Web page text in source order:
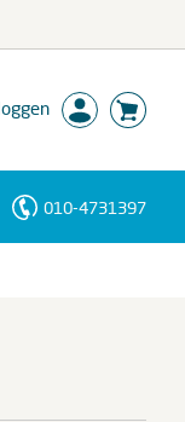
010-4731397